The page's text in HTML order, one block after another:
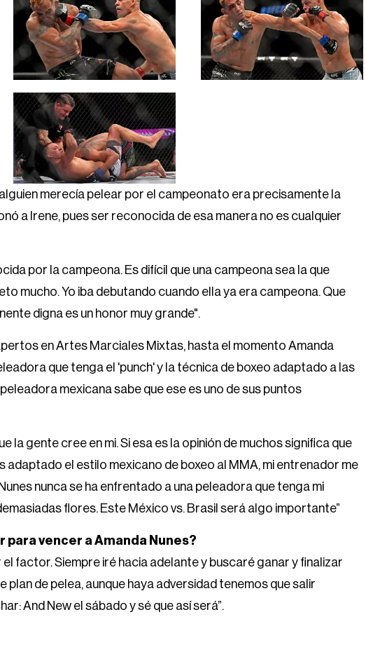
merecía pelear por el campeonato era precisamente la
a Irene, pues ser reconocida de esa manera no es cualquier
por la campeona. Es difícil que una campeona sea la que
mucho. Yo iba debutando cuando ella ya era campeona. Que
digna es un honor muy grande".
en Artes Marciales Mixtas, hasta el momento Amanda
que tenga el 'punch' y la técnica de boxeo adaptado a las
mexicana sabe que ese es uno de sus puntos
la gente cree en mi. Si esa es la opinión de muchos significa que
adaptado el estilo mexicano de boxeo al MMA, mi entrenador me
nunca se ha enfrentado a una peleadora que tenga mi
flores. Este México vs. Brasil será algo importante”
vencer a Amanda Nunes?
factor. Siempre iré hacia adelante y buscaré ganar y finalizar
plan de pelea, aunque haya adversidad tenemos que salir
And New el sábado y sé que así será”.